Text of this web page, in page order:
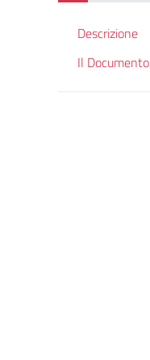
Descrizione
Il Documento